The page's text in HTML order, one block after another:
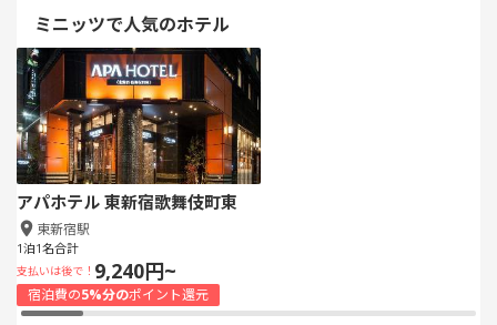
ミニッツで人気のホテル
アパホテル 東新宿歌舞伎町東
東新宿駅
1泊1名合計
支払いは後で！ 9,240円~
宿泊費の5%分のポイント還元